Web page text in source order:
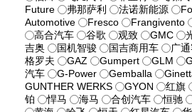
Future
弗那萨利 法诺新能源
Automotive
Fresco Frangivento
高合汽车
谷歌 观致 GMC
吉奥
国机智骏 国吉商用车 广
格罗夫
GAZ Gumpert GLM
汽车
G-Power Gemballa
GUNTHER WERKS
GYON 红旗
铂
悍马 海马 合创汽车 恒驰